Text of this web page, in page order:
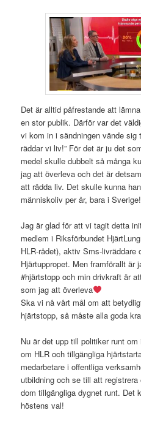
Det är alltid påfrestande att
en stor publik. Därför var det
vi kom in i sändningen vände sig
räddar vi liv!” För det är ju det
medel skulle dubbelt så många
jag att överleva och det är
att rädda liv. Det skulle kunna
människoliv per år, bara i Sverige!
Jag är glad för att vi tagit detta
medlem i Riksförbundet
HLR-rådet), aktiv Sms-livräddare
Hjärtuppropet. Men framförallt är
#hjärtstopp och min drivkraft är
som jag att överleva
Ska vi nå vårt mål om att
hjärtstopp, så måste alla goda
Nu är det upp till politiker runt
om HLR och tillgängliga
medarbetare i offentliga
utbildning och se till att
dom tillgängliga dygnet runt. Det
höstens val!